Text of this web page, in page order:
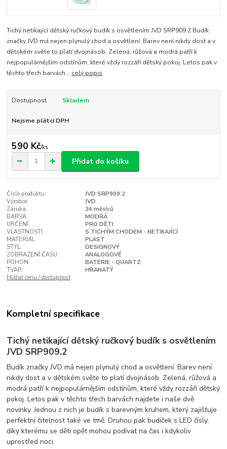
Tichý netikající dětský ručkový budík s osvětlením JVD SRP909.2 Budík
značky JVD má nejen plynulý chod a osvětlení. Barev není nikdy dost a v
dětském světe to platí dvojnásob. Zelená, růžová a modrá patří k
nejpopulárnějším odstínům, které vždy rozzáří dětský pokoj. Letos pak v
těchto třech barvách... celý popis
Dostupnost Skladem
Nejsme plátci DPH
590 Kč/ks
Přidat do košíku
Číslo produktu:
JVD SRP909.2
Výrobce:
JVD
Záruka:
24 měsíců
BARVA:
MODRÁ
URČENÍ:
PRO DĚTI
VLASTNOSTI:
S TICHÝM CHODEM - NETIKAJÍCÍ
MATERIÁL:
PLAST
STYL:
DESIGNOVÝ
ZOBRAZENÍ ČASU:
ANALOGOVÉ
POHON:
BATERIE - QUARTZ
TVAR:
HRANATÝ
Hlídat cenu / dostupnost
Kompletní specifikace
Tichý netikající dětský ručkový budík s osvětlením
JVD SRP909.2
Budík značky JVD má nejen plynulý chod a osvětlení. Barev není
nikdy dost a v dětském světe to platí dvojnásob. Zelená, růžová a
modrá patří k nejpopulárnějším odstínům, které vždy rozzáří dětský
pokoj. Letos pak v těchto třech barvách najdete i naše dvě
novinky. Jednou z nich je budík s barevným kruhem, který zajišťuje
perfektní čitelnost také ve tmě. Druhou pak budíček s LED čísly,
díky kterému se děti opět mohou podívat na čas i kdykoliv
uprostřed noci.